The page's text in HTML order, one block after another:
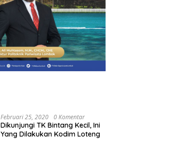
Februari 25, 2020 0 Komentar
Dikunjungi TK Bintang Kecil, Ini
Yang Dilakukan Kodim Loteng